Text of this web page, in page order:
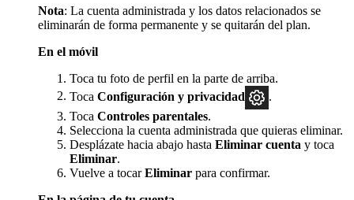
Nota: La cuenta administrada y los datos relacionados se
eliminarán de forma permanente y se quitarán del plan.
En el móvil
Toca tu foto de perfil en la parte de arriba.
Toca Configuración y privacidad
.
Toca Controles parentales.
Selecciona la cuenta administrada que quieras eliminar.
Desplázate hacia abajo hasta Eliminar cuenta y toca
Eliminar.
Vuelve a tocarEliminar para confirmar.